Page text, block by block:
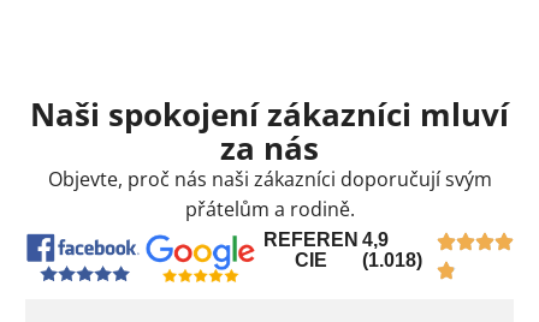
Naši spokojení zákazníci mluví
za nás
Objevte, proč nás naši zákazníci doporučují svým
přátelům a rodině.
REFEREN
CIE
4,9
(1.018)